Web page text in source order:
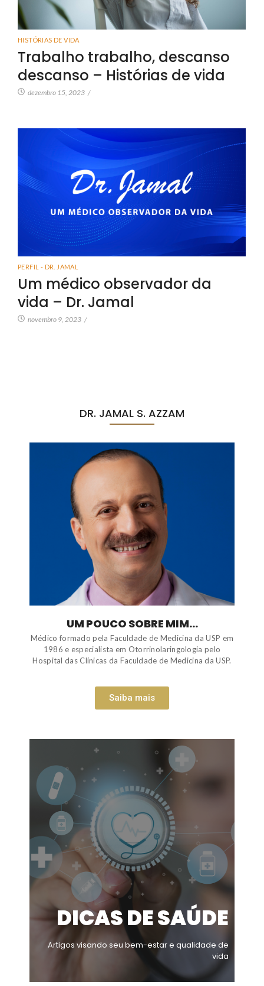
HISTÓRIAS DE VIDA
Trabalho trabalho, descanso
descanso – Histórias de vida
dezembro 15, 2023 /
PERFIL - DR. JAMAL
Um médico observador da
vida – Dr. Jamal
novembro 9, 2023 /
DR. JAMAL S. AZZAM
UM POUCO SOBRE MIM...
Médico formado pela Faculdade de Medicina da USP em
1986 e especialista em Otorrinolaringologia pelo
Hospital das Clínicas da Faculdade de Medicina da USP.
Saiba mais
DICAS DE SAÚDE
Artigos visando seu bem-estar e qualidade de
vida